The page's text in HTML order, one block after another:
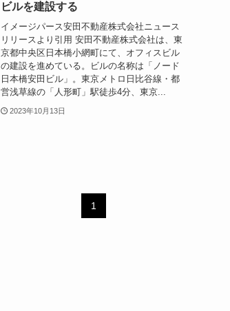
ビルを建設する
イメージパース安田不動産株式会社ニュース
リリースより引用 安田不動産株式会社は、東
京都中央区日本橋小網町にて、オフィスビル
の建設を進めている。ビルの名称は「ノード
日本橋安田ビル」。東京メトロ日比谷線・都
営浅草線の「人形町」駅徒歩4分、東京...
2023年10月13日
1